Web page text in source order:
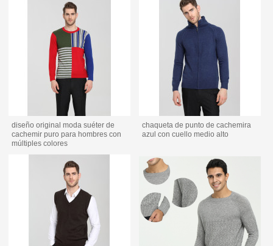
diseño original moda suéter de
cachemir puro para hombres con
múltiples colores
chaqueta de punto de cachemira
azul con cuello medio alto